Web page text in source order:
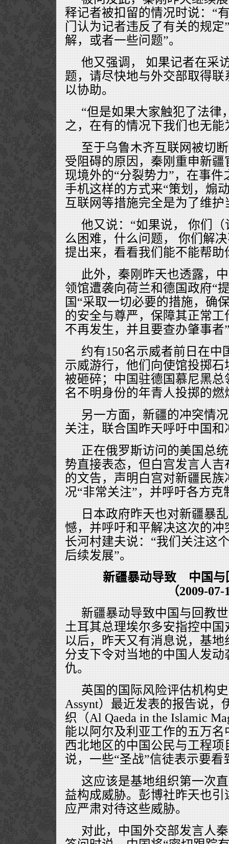
释记者被扣留的情况时说：“
门认为记者违反了有关的规定
解，或者一些问题”。
他又强调， 如果记者在采
题，请尽快地与外交部取得
以协助。
“但是如果大家触犯了法律
之，在有的情况下我们也无能
至于乌鲁木齐互联网被切
受阻碍的原因，秦刚重申新
现境外的“分裂势力”，在事
手机这样的方式来“策划，煽
互联网等措施完全是为了维
他又说：“如果说， 你们
么困难，什么问题， 你们解
提出来，看看我们能不能帮助
此外，秦刚昨天也透露，
领馆遭袭向荷兰和德国政府“
国“采取一切必要的措施，确
的安全与尊严，保障其正常
不再发生，并且要查办肇事者
约有150名示威者前日在中
示威游行，他们向使馆投掷
被砸碎；中国驻德国慕尼黑
名不明身份的年青人投掷的燃
另一方面，新疆的冲突情
关注，联合国昨天呼吁中国
正在俄罗斯访问的美国总
势直接表态，但白宫发言人
的文告，声明白宫对新疆民
况“非常关注”，并呼吁各方克
日本政府昨天也对新疆暴
憾，并呼吁和平解决这次的
长河村建夫说：“我们关注这
后续发展”。
新疆暴动导致 中国
（2009-07-
新疆暴动导致中国与回教
土耳其总理埃尔多安指控中国
以后，昨天又有消息说，基
分支下令对当地的中国人发
仇。
英国的国际风险评估机构
Assynt）最近发表的报告说，
织（Al Qaeda in the Islamic
能以阿尔及利亚工作的五万
西北地区的中国公民与工程
说，一些“圣战”信徒表示要
这应该是基地组织第一次
益构成威胁。彭博社昨天也
应严肃对待这些威胁。
对此，中国外交部发言人